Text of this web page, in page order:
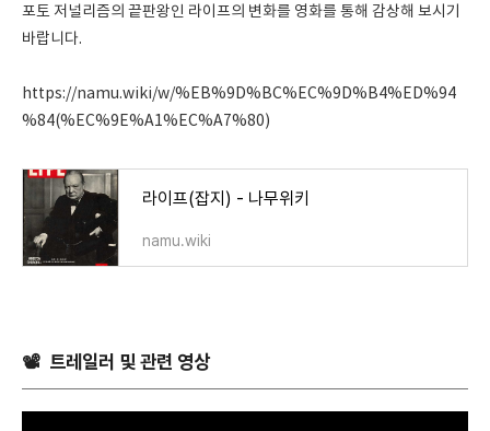
포토 저널리즘의 끝판왕인 라이프의 변화를 영화를 통해 감상해 보시기
바랍니다.
https://namu.wiki/w/%EB%9D%BC%EC%9D%B4%ED%94
%84(%EC%9E%A1%EC%A7%80)
라이프(잡지) - 나무위키
namu.wiki
📽 트레일러 및 관련 영상